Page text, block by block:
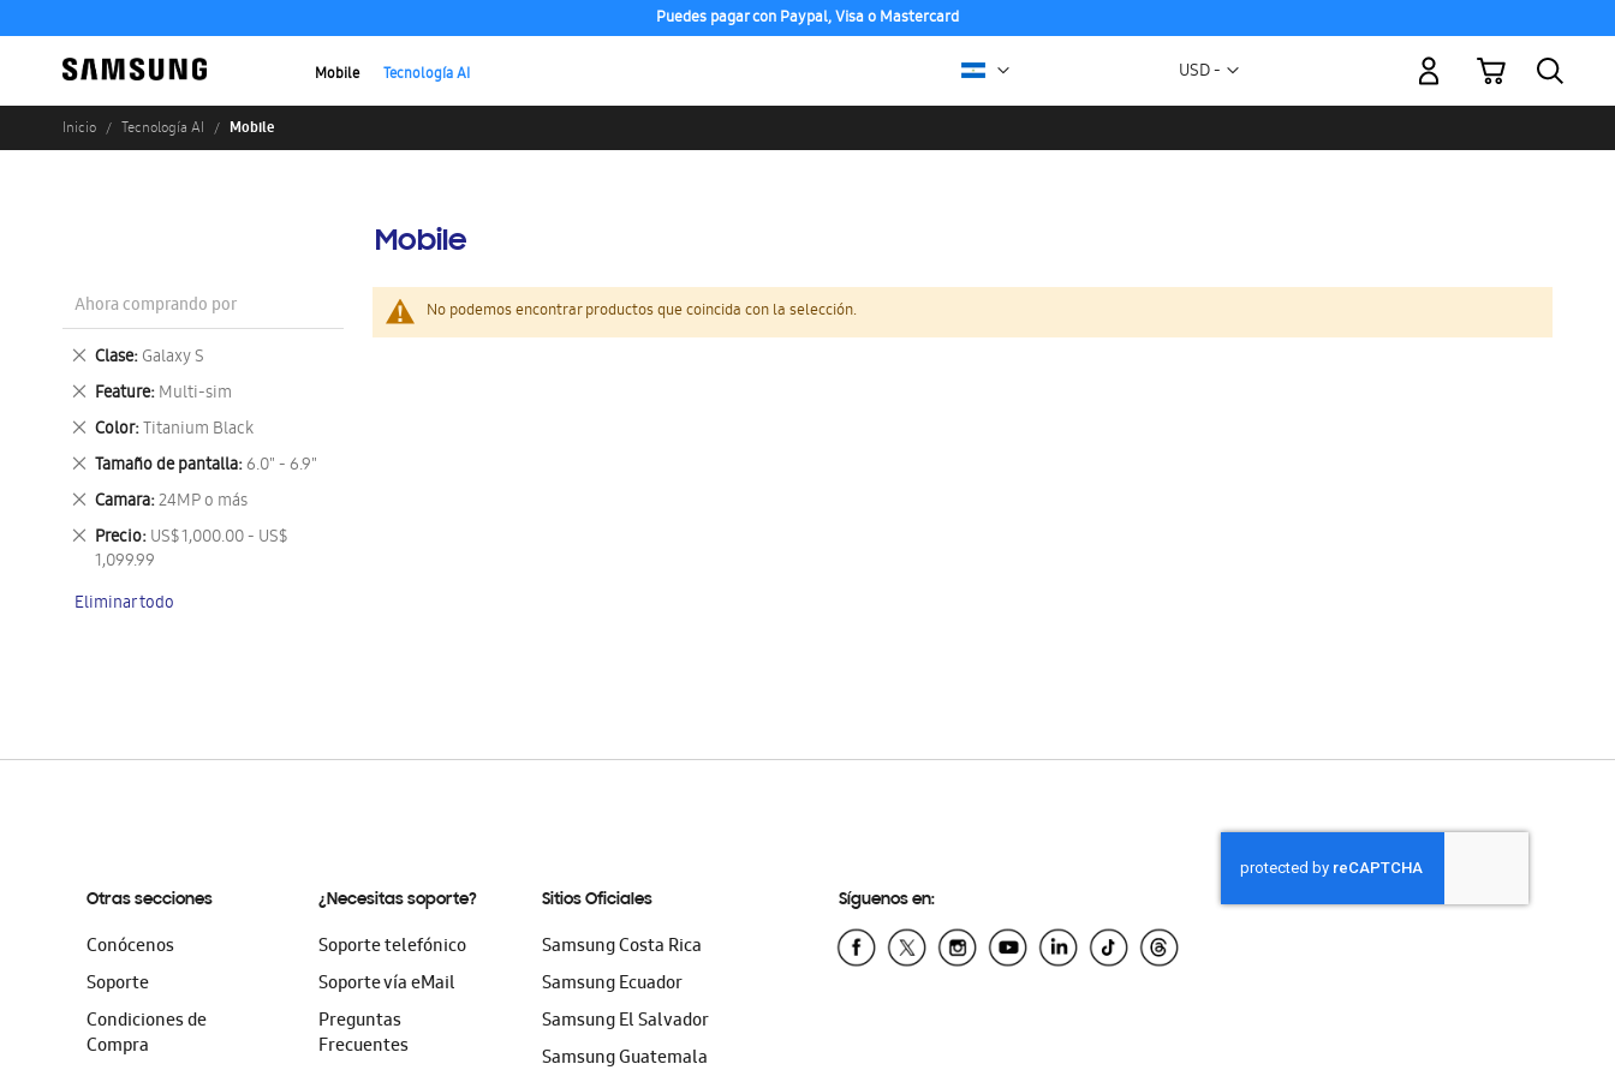
Puedes pagar con Paypal, Visa o Mastercard
Mobile Tecnología AI Moneda
USD -
Mi carrito
Inicio Tecnología AI Mobile
Mobile
No podemos encontrar productos que coincida con la selección.
Ahora comprando por
Clase Galaxy S
Eliminar
este
artículo
Feature Multi-sim
Eliminar
este
artículo
Color Titanium Black
Eliminar
este
artículo
Tamaño de pantalla 6.0" - 6.9"
Eliminar
este
artículo
Camara 24MP o más
Eliminar
este
artículo
Precio US$ 1,000.00 - US$
1,099.99
Eliminar
este
Eliminar todo
Otras secciones
Conócenos
Soporte
Condiciones de
Compra
¿Necesitas soporte?
Soporte telefónico
Soporte vía eMail
Preguntas
Frecuentes
Sitios Oficiales
Samsung Costa Rica
Samsung Ecuador
Samsung El Salvador
Samsung Guatemala
Síguenos en: